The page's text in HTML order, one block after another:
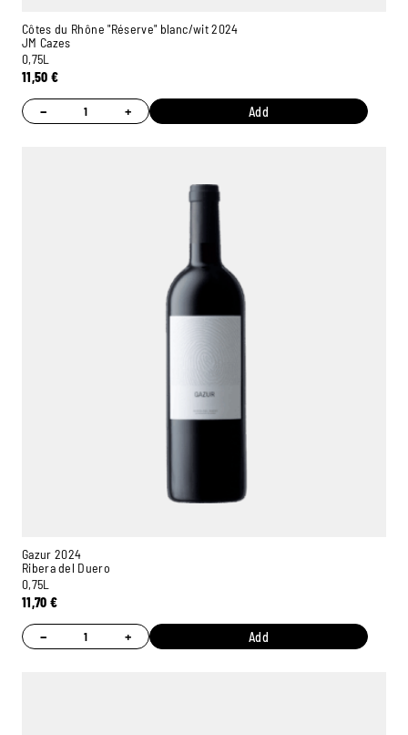
Côtes du Rhône "Réserve" blanc/wit 2024
JM Cazes
0,75L
11,50€
− + Add
Gazur 2024
Ribera del Duero
0,75L
11,70€
− + Add